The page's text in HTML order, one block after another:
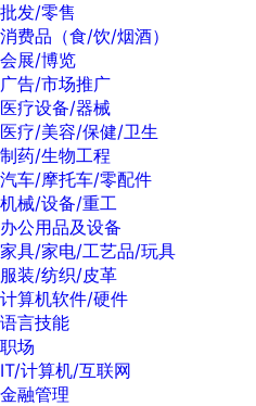
批发/零售
消费品（食/饮/烟酒）
会展/博览
广告/市场推广
医疗设备/器械
医疗/美容/保健/卫生
制药/生物工程
汽车/摩托车/零配件
机械/设备/重工
办公用品及设备
家具/家电/工艺品/玩具
服装/纺织/皮革
计算机软件/硬件
语言技能
职场
IT/计算机/互联网
金融管理